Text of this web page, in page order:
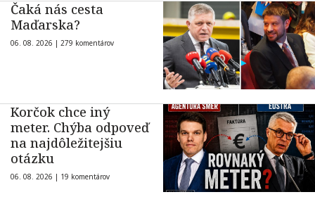
Čaká nás cesta
Maďarska?
06. 08. 2026 | 279 komentárov
Korčok chce iný
meter. Chýba odpoveď
na najdôležitejšiu
otázku
06. 08. 2026 | 19 komentárov